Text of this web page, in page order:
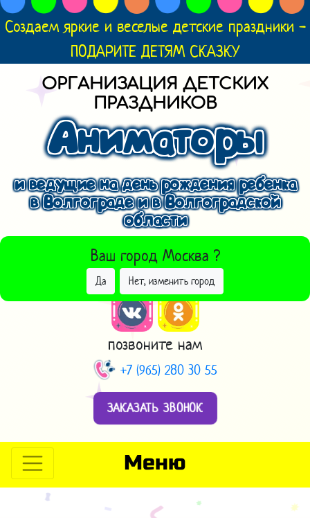
Создаем яркие и веселые детские праздники -
ПОДАРИТЕ ДЕТЯМ СКАЗКУ
ОРГАНИЗАЦИЯ ДЕТСКИХ
ПРАЗДНИКОВ
Аниматоры
и ведущие на день рождения ребенка
в Волгограде и в Волгоградской
области
Ваш город Москва ?
Да Нет, изменить город
ВЫБРАТЬ ДРУГОЙ ГОРОД
позвоните нам
+7 (965) 280 30 55
ЗАКАЗАТЬ ЗВОНОК
Меню